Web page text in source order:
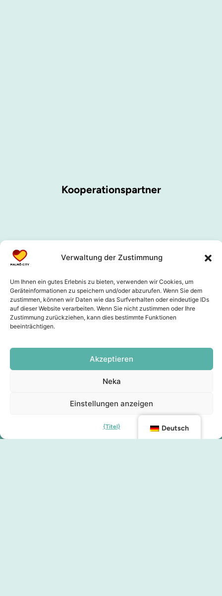
Verwaltung der Zustimmung
Um Ihnen ein gutes Erlebnis zu bieten, verwenden wir Cookies, um
Geräteinformationen zu speichern und/oder abzurufen. Wenn Sie dem
zustimmen, können wir Daten wie das Surfverhalten oder eindeutige IDs
auf dieser Website verarbeiten. Wenn Sie nicht zustimmen oder Ihre
Zustimmung zurückziehen, kann dies bestimmte Funktionen
beeinträchtigen.
Akzeptieren
Neka
Einstellungen anzeigen
{Titel}
Kooperationspartner
Deutsch